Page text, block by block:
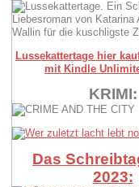
Lussekattertage hier
mit Kindle
KRIMI:
Das
2023: